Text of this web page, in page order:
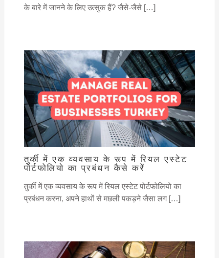
के बारे में जानने के लिए उत्सुक हैं? जैसे-जैसे […]
तुर्की में एक व्यवसाय के रूप में रियल एस्टेट
पोर्टफोलियो का प्रबंधन कैसे करें
तुर्की में एक व्यवसाय के रूप में रियल एस्टेट पोर्टफोलियो का
प्रबंधन करना, अपने हाथों से मछली पकड़ने जैसा लग […]